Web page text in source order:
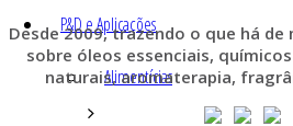
P&D e Aplicações
Alimentícias
Desde 2009, trazendo o que há
sobre óleos essenciais,
naturais, aromaterapia,